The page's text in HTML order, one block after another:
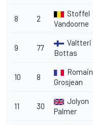
8 2
Stoffel
Vandoorne
9 77
Valtteri
Bottas
10 8
Romain
Grosjean
11 30
Jolyon
Palmer